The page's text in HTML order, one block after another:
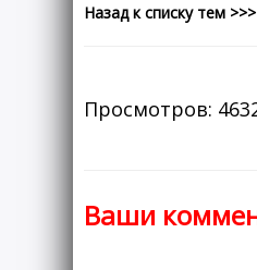
Назад к списку тем >>>
Просмотров:
Ваши